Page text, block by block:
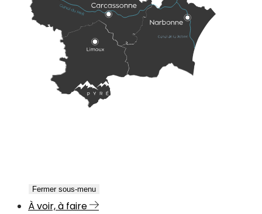
Fermer sous-menu
À voir, à faire